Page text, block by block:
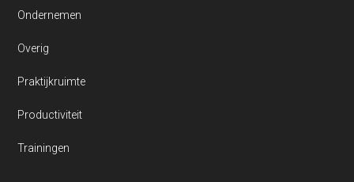
Ondernemen
Overig
Praktijkruimte
Productiviteit
Trainingen